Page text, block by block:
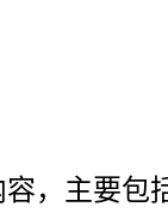
，主要包